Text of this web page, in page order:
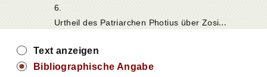
6.
U
rtheil des Patriarchen Photius über Zosimus.
Text anzeigen
Bibliographische Angabe